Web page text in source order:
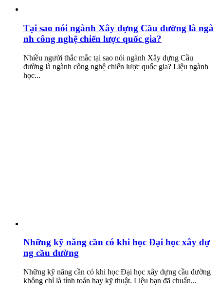
Tại sao nói ngành Xây dựng Cầu đường là ngà
nh công nghệ chiến lược quốc gia?
Nhiều người thắc mắc tại sao nói ngành Xây dựng Cầu
đường là ngành công nghệ chiến lược quốc gia? Liệu ngành
học...
Những kỹ năng cần có khi học Đại học xây dự
ng cầu đường
Những kỹ năng cần có khi học Đại học xây dựng cầu đường
không chỉ là tính toán hay kỹ thuật. Liệu bạn đã chuẩn...